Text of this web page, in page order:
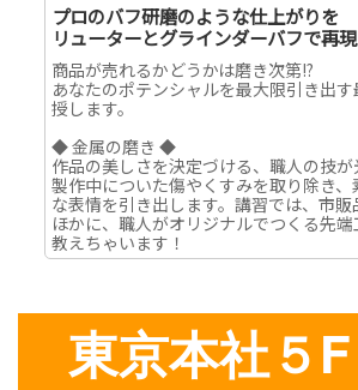
プロのバフ研磨のような仕上がりを
リューターとグラインダーバフで再
商品が売れるかどうかは磨き次第!?
あなたのポテンシャルを最大限引き出
授します。
◆ 金属の磨き ◆
作品の美しさを決定づける、職人の技が
製作中についた傷やくすみを取り除き
な表情を引き出します。講習では、市販
ほかに、職人がオリジナルでつくる先端
教えちゃいます！
東京本社５F